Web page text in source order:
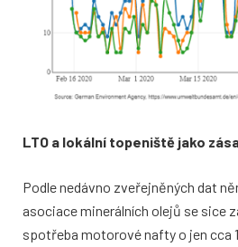
LTO a lokální topeniště jako
Podle nedávno zveřejněných dat
asociace minerálních olejů se sice
spotřeba motorové nafty o jen cca